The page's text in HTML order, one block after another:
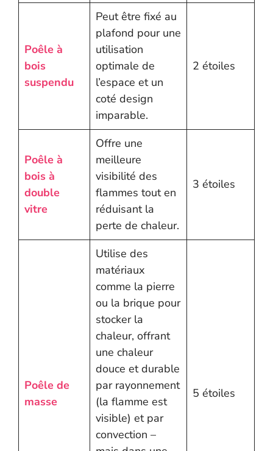
Poêle à
bois
suspendu
Peut être fixé au
plafond pour une
utilisation
optimale de
l’espace et un
coté design
imparable.
2 étoiles
Poêle à
bois à
double
vitre
Offre une
meilleure
visibilité des
flammes tout en
réduisant la
perte de chaleur.
3 étoiles
Poêle de
masse
Utilise des
matériaux
comme la pierre
ou la brique pour
stocker la
chaleur, offrant
une chaleur
douce et durable
par rayonnement
(la flamme est
visible) et par
convection –
5 étoiles